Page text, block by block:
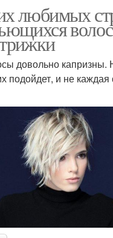
любимых
довольно капризны.
подойдет, и не